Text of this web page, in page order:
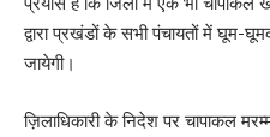
द्वारा प्रखंडों के सभी पंचायतों में घूम-
जायेगी।
ज़िलाधिकारी के निदेश पर चापाकल